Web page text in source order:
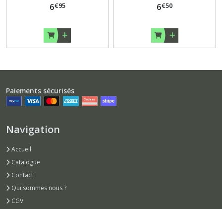
6€95 6€50
Paiements sécurisés
Navigation
Accueil
Catalogue
Contact
Qui sommes nous ?
CGV